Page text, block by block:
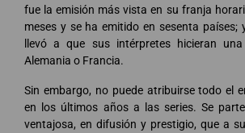
fue la emisión más vista en su franja
meses y se ha emitido en sesenta países;
llevó a que sus intérpretes hicieran
Alemania o Francia.
Sin embargo, no puede atribuirse todo el
en los últimos años a las series. Se
ventajosa, en difusión y prestigio, que a